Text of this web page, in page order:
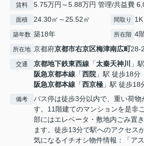
賃料 5.75万円～5.88万円 管理/共益費
面積 24.30㎡～25.52㎡ 間取り 1K
築年数 築18年 所在階 4
所在地 京都府京都市右京区梅津南広町28-2
交通 京都地下鉄東西線 「太秦天神川
」
阪急京都本線 「西院 」駅 徒歩18分
阪急京都本線 「西京極 」駅 徒歩18
備考
バス停は徒歩3分以内で、重い荷物
す。11階建てのマンションを是非
部にはエレベータ・敷地内ごみ置
ます。徒歩13分で駅へのアクセス
気になるイチオシ物件情報：「ア